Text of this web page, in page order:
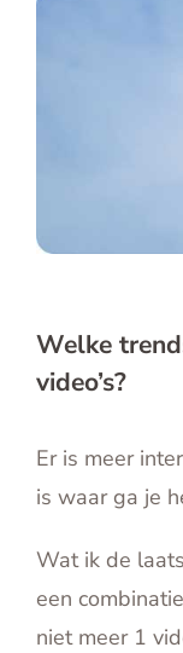
Welke
video’s?
Er is meer
is waar ga je
Wat ik de
een
niet meer 1